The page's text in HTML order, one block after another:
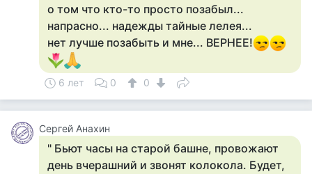
о том что кто-то просто позабыл...
напрасно... надежды тайные лелея...
нет лучше позабыть и мне... ВЕРНЕЕ!
6 лет 0 0
Сергей Анахин
" Бьют часы на старой башне, провожают
день вчерашний и звонят колокола. Будет,